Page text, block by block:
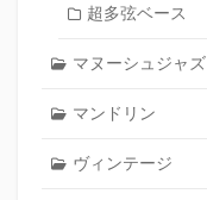
超多弦ベース
マヌーシュジャズ
マンドリン
ヴィンテージ